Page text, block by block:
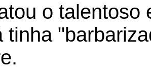
o talentoso
tinha